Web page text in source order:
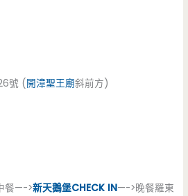
號 (開漳聖王廟斜前方)
餐—->新天鵝堡CHECK IN—->晚餐羅東